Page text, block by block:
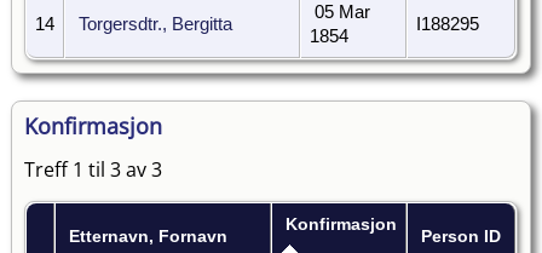
14 Torgersdtr., Bergitta
05 Mar
1854
I188295
Konfirmasjon
Treff 1 til 3 av 3
Etternavn, Fornavn
Konfirmasjon
Person ID